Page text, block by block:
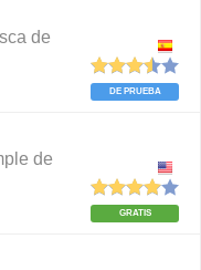
de
DE PRUEBA
de
GRATIS